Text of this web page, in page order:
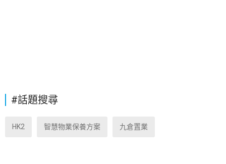
#話題搜尋
HK2 智慧物業保養方案 九倉置業